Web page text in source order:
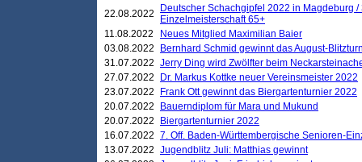
22.08.2022
Deutscher Schachgipfel 2022 in Magdeburg
Einzelmeisterschaft 65+
11.08.2022
Neues Mitglied Maximilian Baier
03.08.2022
Bernhard Schmid gewinnt das August-
31.07.2022 Jerry Ding wird Zwölfter beim
27.07.2022
Dr. Markus Kottke neuer Vereinsmeister 2022
23.07.2022
Frank Ott gewinnt das Biergartenturnier 2022
20.07.2022
Bauerndiplom für Mara und Mukund
20.07.2022
Biergartenturnier 2022
16.07.2022 7. Off. Baden-Württembergische Senioren-
13.07.2022 Jugendblitz Juli: Matthias gewinnt